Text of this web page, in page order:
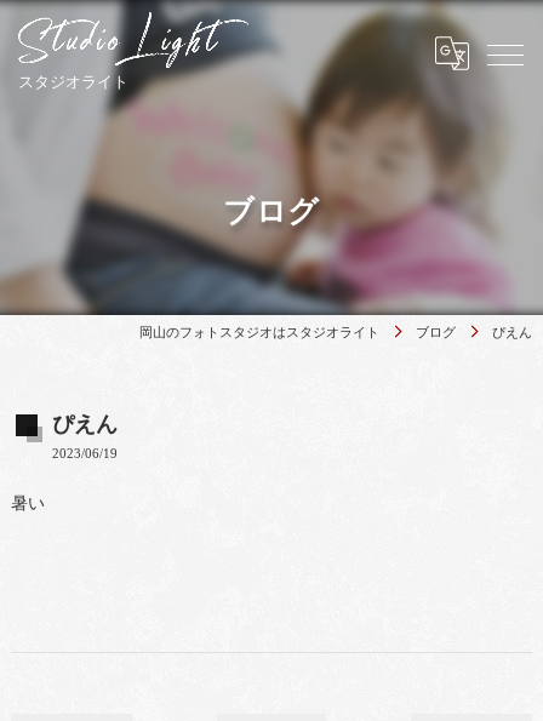
ブログ
岡山のフォトスタジオはスタジオライト ブログ ぴえん
ぴえん
2023/06/19
暑い